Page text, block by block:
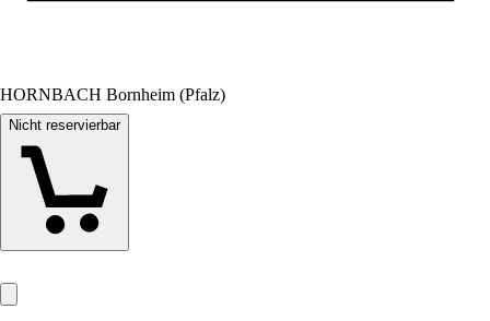
HORNBACH Bornheim (Pfalz)
Nicht reservierbar